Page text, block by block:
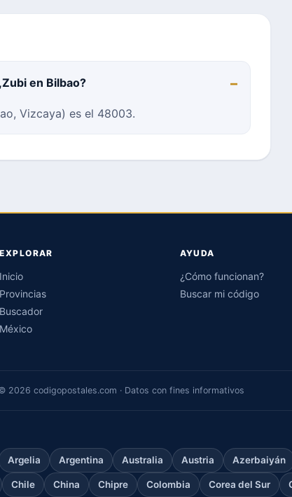
en Bilbao?
Vizcaya) es el 48003.
EXPLORAR
Inicio
Provincias
Buscador
México
AYUDA
¿Cómo funcionan?
Buscar mi código
2026 codigopostales.com · Datos con fines informativos
Argelia Argentina Australia Austria Azerbaiyán
Chile China Chipre Colombia Corea del Sur